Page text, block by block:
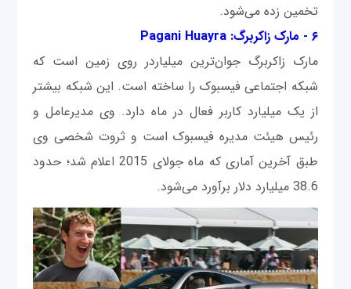
تخمین زده می‌شود.
۶ - مارک زاکربرگ: Pagani Huayra
مارک زاکربرگ جوان‌ترین میلیاردر روی زمین است که
شبکه اجتماعی فیسبوک را ساخته است. این شبکه بیشتر
از یک میلیارد کاربر فعال در ماه دارد. وی مدیرعامل و
رئیس هیئت مدیره فیسبوک است و ثروت شخصی وی
طبق آخرین آماری که ماه جولای 2015 اعلام شد؛ حدود
38.6 میلیارد دلار برآورد می‌شود.